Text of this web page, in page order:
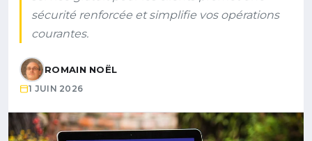
sécurité renforcée et simplifie vos opérations
courantes.
ROMAIN NOËL
1 JUIN 2026